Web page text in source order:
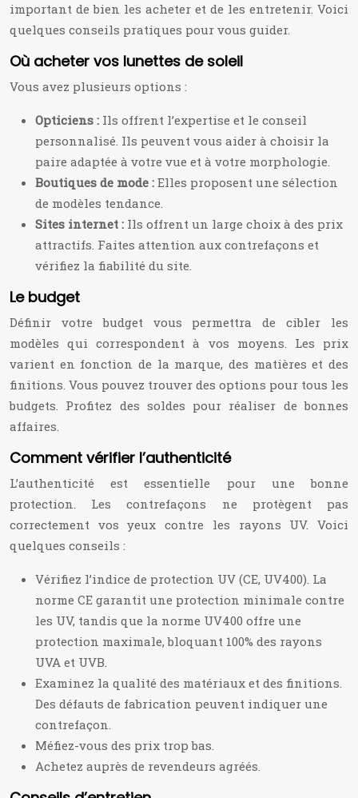
important de bien les acheter et de les entretenir. Voici
quelques conseils pratiques pour vous guider.
Où acheter vos lunettes de soleil
Vous avez plusieurs options :
Opticiens : Ils offrent l’expertise et le conseil
personnalisé. Ils peuvent vous aider à choisir la
paire adaptée à votre vue et à votre morphologie.
Boutiques de mode : Elles proposent une sélection
de modèles tendance.
Sites internet : Ils offrent un large choix à des prix
attractifs. Faites attention aux contrefaçons et
vérifiez la fiabilité du site.
Le budget
Définir votre budget vous permettra de cibler les
modèles qui correspondent à vos moyens. Les prix
varient en fonction de la marque, des matières et des
finitions. Vous pouvez trouver des options pour tous les
budgets. Profitez des soldes pour réaliser de bonnes
affaires.
Comment vérifier l’authenticité
L’authenticité est essentielle pour une bonne
protection. Les contrefaçons ne protègent pas
correctement vos yeux contre les rayons UV. Voici
quelques conseils :
Vérifiez l’indice de protection UV (CE, UV400). La
norme CE garantit une protection minimale contre
les UV, tandis que la norme UV400 offre une
protection maximale, bloquant 100% des rayons
UVA et UVB.
Examinez la qualité des matériaux et des finitions.
Des défauts de fabrication peuvent indiquer une
contrefaçon.
Méfiez-vous des prix trop bas.
Achetez auprès de revendeurs agréés.